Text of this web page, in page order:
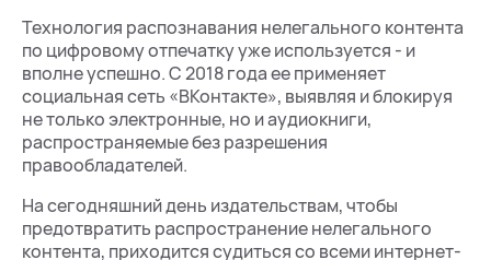
Технология распознавания нелегального контента
по цифровому отпечатку уже используется - и
вполне успешно. С 2018 года ее применяет
социальная сеть «ВКонтакте», выявляя и блокируя
не только электронные, но и аудиокниги,
распространяемые без разрешения
правообладателей.
На сегодняшний день издательствам, чтобы
предотвратить распространение нелегального
контента, приходится судиться со всеми интернет-